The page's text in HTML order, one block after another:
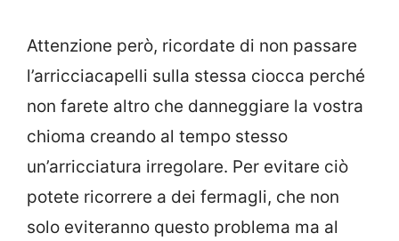
Attenzione però, ricordate di non passare
l’arricciacapelli sulla stessa ciocca perché
non farete altro che danneggiare la vostra
chioma creando al tempo stesso
un’arricciatura irregolare. Per evitare ciò
potete ricorrere a dei fermagli, che non
solo eviteranno questo problema ma al